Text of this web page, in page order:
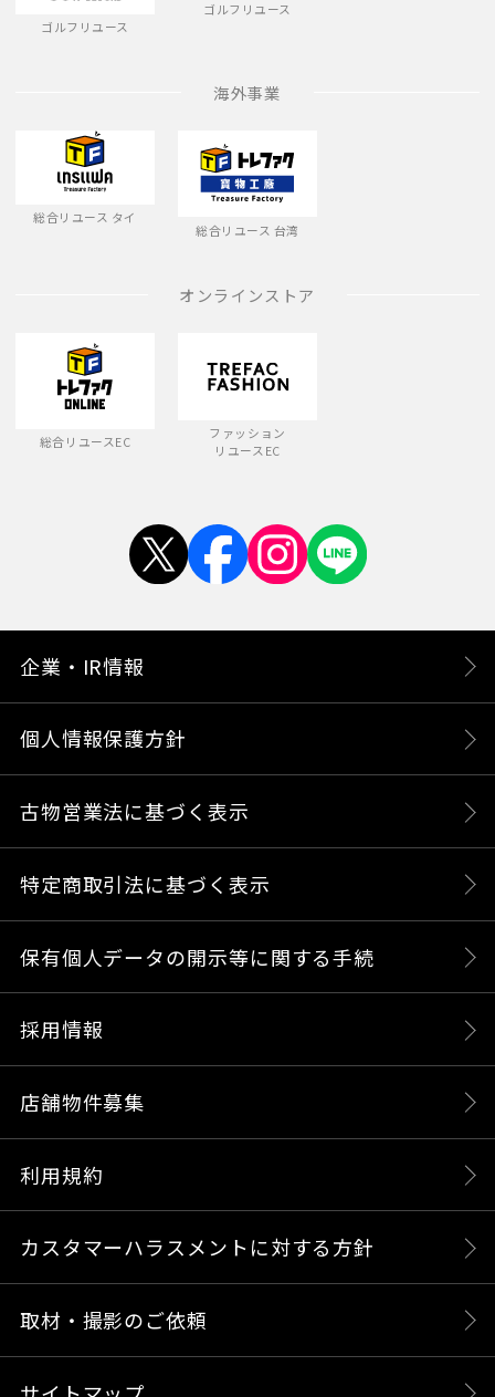
ゴルフリユース
ゴルフリユース
海外事業
総合リユース タイ
総合リユース 台湾
オンラインストア
総合リユースEC
ファッション
リユースEC
企業・IR情報
個人情報保護方針
古物営業法に基づく表示
特定商取引法に基づく表示
保有個人データの開示等に関する手続
採用情報
店舗物件募集
利用規約
カスタマーハラスメントに対する方針
取材・撮影のご依頼